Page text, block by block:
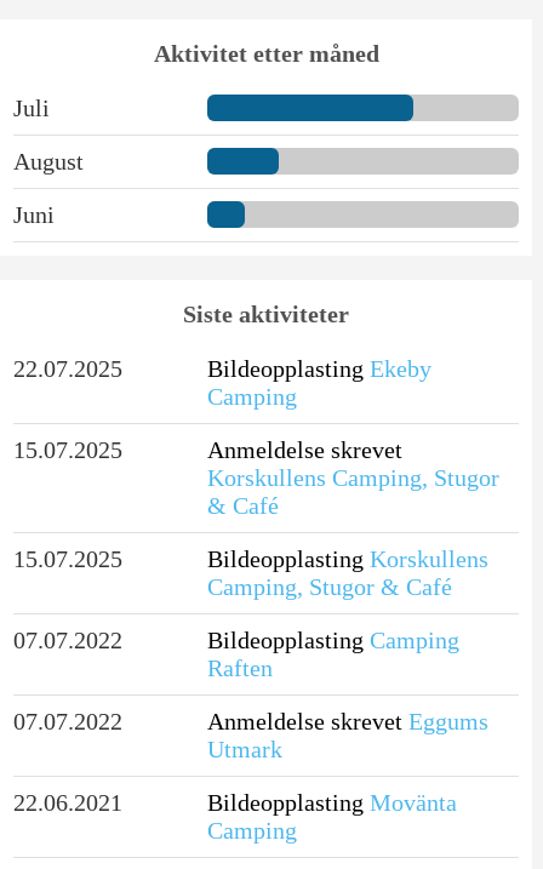
Aktivitet etter måned
Juli
August
Juni
Siste aktiviteter
22.07.2025 Bildeopplasting Ekeby
Camping
15.07.2025
Anmeldelse skrevet
Korskullens Camping, Stugor
& Café
15.07.2025
Bildeopplasting Korskullens
Camping, Stugor & Café
07.07.2022
Bildeopplasting Camping
Raften
07.07.2022
Anmeldelse skrevet Eggums
Utmark
22.06.2021
Bildeopplasting Movänta
Camping